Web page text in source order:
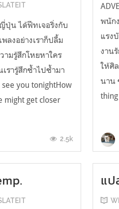
ปุ่น ได้ฟีทเจอริ่งกับ
ลงอย่างเราก็ปลื้ม
มรู้สึกโหยหาใคร
รารู้สึกซ้ำไปซ้ำมา
you tonightHow
might get closer
2.5k
พนัก
แรง
งาน
ให้ศิ
นาน
แป